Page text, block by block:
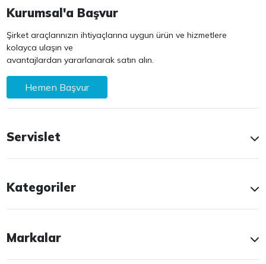
Kurumsal'a Başvur
Şirket araçlarınızın ihtiyaçlarına uygun ürün ve hizmetlere
kolayca ulaşın ve
avantajlardan yararlanarak satın alın.
Hemen Başvur
Servislet
Kategoriler
Markalar